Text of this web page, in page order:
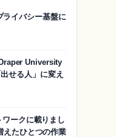
イバシー基盤に
University
せる人」に変え
ークに載りまし
たひとつの作業